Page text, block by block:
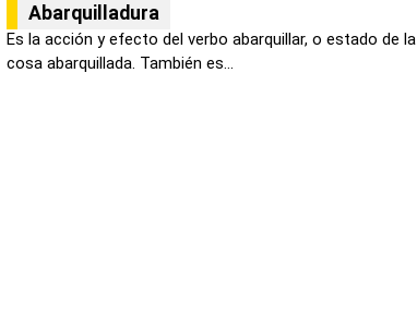
Abarquilladura
Es la acción y efecto del verbo abarquillar, o estado de la
cosa abarquillada. También es...